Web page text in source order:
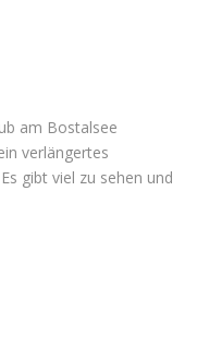
am Bostalsee
verlängertes
gibt viel zu sehen und